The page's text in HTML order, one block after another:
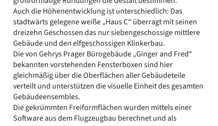
Auch die Höhenentwicklung ist unterschiedlich: Das
stadtwärts gelegene weiße „Haus C“ überragt mit seinen
dreizehn Geschossen das nur siebengeschossige mittlere
Gebäude und den elfgeschossigen Klinkerbau.
Die von Gehrys Prager Bürogebäude „Ginger and Fred“
bekannten vorstehenden Fensterboxen sind hier
gleichmäßig über die Oberflächen aller Gebäudeteile
verteilt und unterstützen die visuelle Einheit des gesamten
Gebäudeensembles.
Die gekrümmten Freiformflächen wurden mittels einer
Software aus dem Flugzeugbau berechnet und als